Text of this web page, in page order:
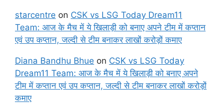
starcentre on CSK vs LSG Today Dream11
Team: आज के मैच में ये खिलाड़ी को बनाए अपने टीम में कप्तान
एवं उप कप्तान, जल्दी से टीम बनाकर लाखों करोड़ों कमाए
Diana Bandhu Bhue on CSK vs LSG Today
Dream11 Team: आज के मैच में ये खिलाड़ी को बनाए अपने
टीम में कप्तान एवं उप कप्तान, जल्दी से टीम बनाकर लाखों करोड़ों
कमाए